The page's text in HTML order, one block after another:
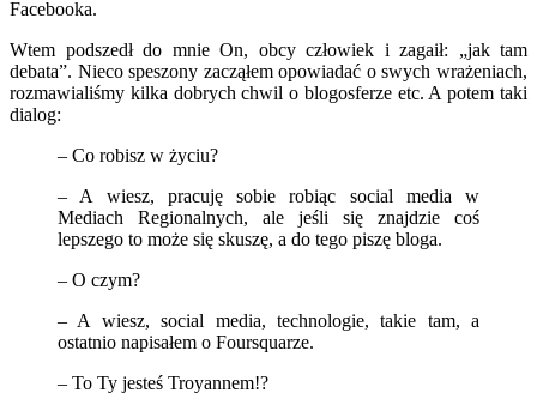
Facebooka.
Wtem podszedł do mnie On, obcy człowiek i zagaił: „jak tam
debata”. Nieco speszony zacząłem opowiadać o swych wrażeniach,
rozmawialiśmy kilka dobrych chwil o blogosferze etc. A potem taki
dialog:
– Co robisz w życiu?
– A wiesz, pracuję sobie robiąc social media w
Mediach Regionalnych, ale jeśli się znajdzie coś
lepszego to może się skuszę, a do tego piszę bloga.
– O czym?
– A wiesz, social media, technologie, takie tam, a
ostatnio napisałem o Foursquarze.
– To Ty jesteś Troyannem!?